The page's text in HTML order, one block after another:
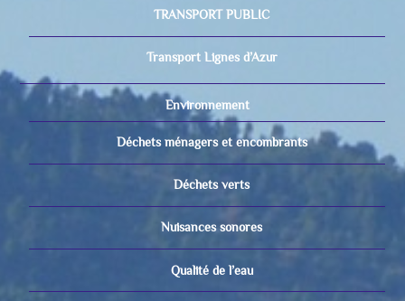
TRANSPORT PUBLIC
Transport Lignes d’Azur
Environnement
Déchets ménagers et encombrants
Déchets verts
Nuisances sonores
Qualité de l’eau